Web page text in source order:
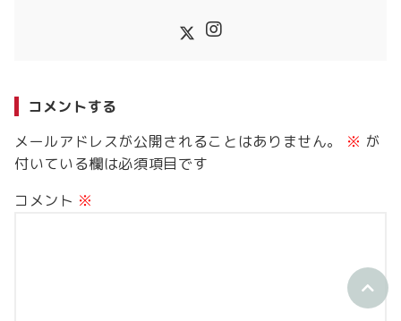
コメントする
メールアドレスが公開されることはありません。
※ が
付いている欄は必須項目です
コメント ※